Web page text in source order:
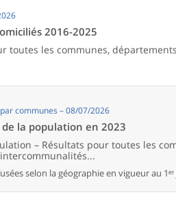
2016-2025
toutes les communes,
communes – 08/07/2026
la population en 2023
– Résultats pour toutes les
selon la géographie en vigueur au